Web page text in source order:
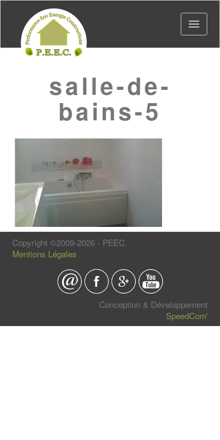
Toggle
salle-de-
bains-5
Copyright ©2009-2026 - PEEC.
Mentions Légales
Conception & Développement
SpeedCom'